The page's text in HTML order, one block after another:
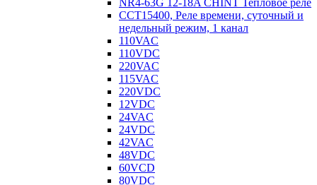
NR4-63G 12-18A CHINT Тепловое реле
CCT15400, Реле времени, суточный и
недельный режим, 1 канал
110VAC
110VDC
220VAC
115VAC
220VDC
12VDC
24VAC
24VDC
42VAC
48VDC
60VCD
80VDC